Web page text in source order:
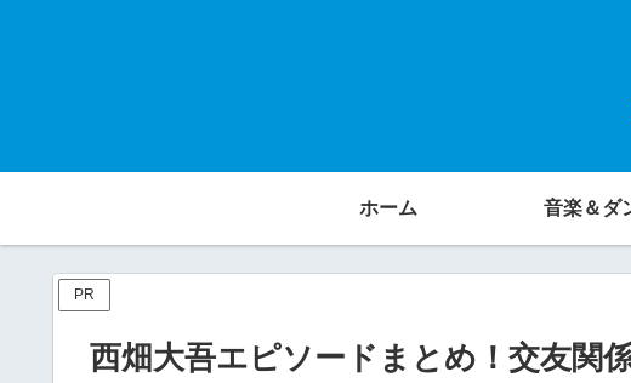
ホーム 音楽＆ダ
PR
西畑大吾エピソードまとめ！交友関